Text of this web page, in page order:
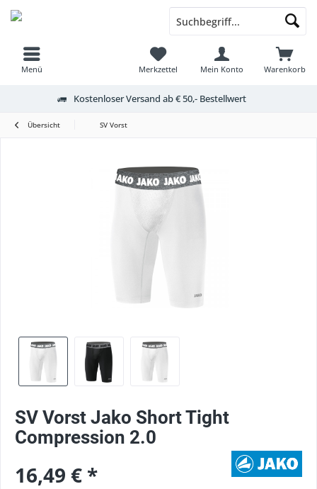
Menü Warenkorb
Merkzettel Mein Konto
Kostenloser Versand ab € 50,- Bestellwert
Übersicht SV Vorst
SV Vorst Jako Short Tight
Compression 2.0
16,49 € *